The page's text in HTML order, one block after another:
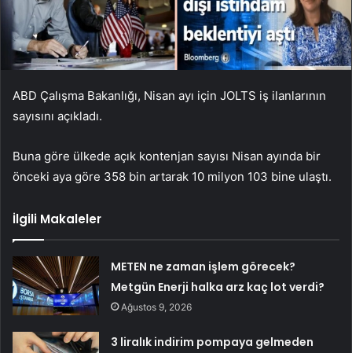
ABD Çalışma Bakanlığı, Nisan ayı için JOLTS iş ilanlarının
sayısını açıkladı.
Buna göre ülkede açık kontenjan sayısı Nisan ayında bir
önceki aya göre 358 bin artarak 10 milyon 103 bine ulaştı.
İlgili Makaleler
METEN ne zaman işlem görecek?
Metgün Enerji halka arz kaç lot verdi?
Ağustos 9, 2026
3 liralık indirim pompaya gelmeden